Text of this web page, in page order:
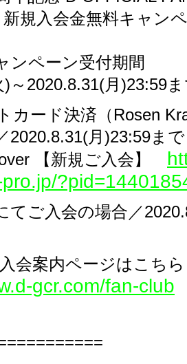
新規入会金無料キャン
ンペーン受付期間
)～2020.8.31(月)23:59
カード決済（Rosen
2020.8.31(月)23:59まで
【新規ご入会】
てご入会の場合／
会案内ページはこちら
gcr.com/fan-club